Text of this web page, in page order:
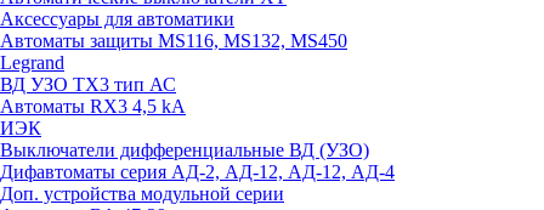
Аксессуары для автоматики
Автоматы защиты MS116, MS132, MS450
Legrand
ВД УЗО TX3 тип АС
Автоматы RX3 4,5 kA
ИЭК
Выключатели дифференциальные ВД (УЗО)
Дифавтоматы серия АД-2, АД-12, АД-12, АД-4
Доп. устройства модульной серии